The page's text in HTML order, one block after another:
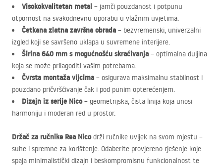
Visokokvalitetan metal – jamči pouzdanost i potpunu
otpornost na svakodnevnu uporabu u vlažnim uvjetima.
Četkana zlatna završna obrada – bezvremenski, univerzalni
izgled koji se savršeno uklapa u suvremene interijere.
Širina 640 mm s mogućnošću skraćivanja – optimalna duljina
koja se može prilagoditi vašim potrebama.
Čvrsta montaža vijcima – osigurava maksimalnu stabilnost i
pouzdano pričvršćivanje čak i pod punim opterećenjem.
Dizajn iz serije Nico– geometrijska, čista linija koja unosi
harmoniju i moderan red u prostor.
Držač za ručnike Rea Nicodrži ručnike uvijek na svom mjestu –
suhe i spremne za korištenje. Odaberite provjereno rješenje koje
spaja minimalistički dizajn i beskompromisnu funkcionalnost te